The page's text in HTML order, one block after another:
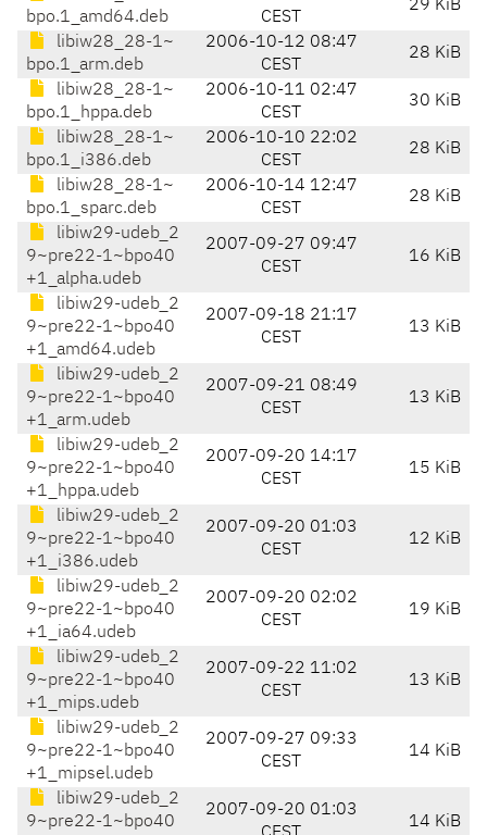
bpo.1_amd64.deb
CEST
29 KiB
libiw28_28-1~
bpo.1_arm.deb
2006-10-12 08:47
CEST
28 KiB
libiw28_28-1~
bpo.1_hppa.deb
2006-10-11 02:47
CEST
30 KiB
libiw28_28-1~
bpo.1_i386.deb
2006-10-10 22:02
CEST
28 KiB
libiw28_28-1~
bpo.1_sparc.deb
2006-10-14 12:47
CEST
28 KiB
libiw29-udeb_2
9~pre22-1~bpo40
+1_alpha.udeb
2007-09-27 09:47
CEST
16 KiB
libiw29-udeb_2
9~pre22-1~bpo40
+1_amd64.udeb
2007-09-18 21:17
CEST
13 KiB
libiw29-udeb_2
9~pre22-1~bpo40
+1_arm.udeb
2007-09-21 08:49
CEST
13 KiB
libiw29-udeb_2
9~pre22-1~bpo40
+1_hppa.udeb
2007-09-20 14:17
CEST
15 KiB
libiw29-udeb_2
9~pre22-1~bpo40
+1_i386.udeb
2007-09-20 01:03
CEST
12 KiB
libiw29-udeb_2
9~pre22-1~bpo40
+1_ia64.udeb
2007-09-20 02:02
CEST
19 KiB
libiw29-udeb_2
9~pre22-1~bpo40
+1_mips.udeb
2007-09-22 11:02
CEST
13 KiB
libiw29-udeb_2
9~pre22-1~bpo40
+1_mipsel.udeb
2007-09-27 09:33
CEST
14 KiB
libiw29-udeb_2
9~pre22-1~bpo40
2007-09-20 01:03
14 KiB